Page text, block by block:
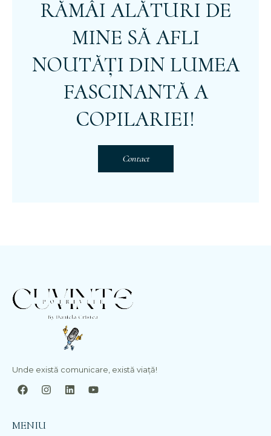
RĂMÂI ALĂTURI DE
MINE SĂ AFLI
NOUTĂȚI DIN LUMEA
FASCINANTĂ A
COPILARIEI!
Contact
Unde există comunicare, există viață!
MENIU